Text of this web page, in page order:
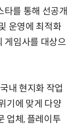
를 통해 선공개
운영에 최적화
게임사를 대상으
내 현지화 작업
기에 맞게 다양
업체, 플레이투